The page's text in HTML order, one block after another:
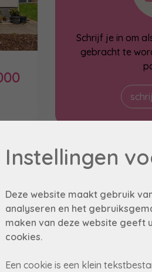
Schrijf je in om
gebracht te
Instellingen
Deze website maakt gebruik
analyseren en het
maken van deze website geeft
cookies.
Een cookie is een klein